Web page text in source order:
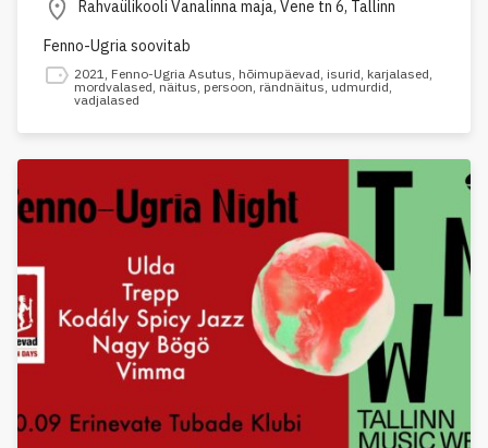
Rahvaülikooli Vanalinna maja, Vene tn 6, Tallinn
Fenno-Ugria soovitab
2021, Fenno-Ugria Asutus, hõimupäevad, isurid, karjalased,
mordvalased, näitus, persoon, rändnäitus, udmurdid,
vadjalased